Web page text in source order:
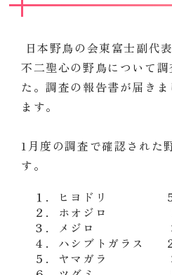
日本野鳥の会東富士副代
不二聖心の野鳥について
た。調査の報告書が届き
ます。
1月度の調査で確認された
す。
１．ヒヨドリ ５
２．ホオジロ
３．メジロ
４．ハシブトガラス
５．ヤマガラ